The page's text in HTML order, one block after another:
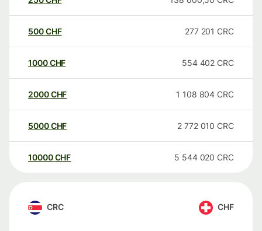
500CHF 277 201 CRC
1000CHF 554 402 CRC
2000CHF 1 108 804 CRC
5000CHF 2 772 010 CRC
10000 CHF 5 544 020 CRC
CRC CHF